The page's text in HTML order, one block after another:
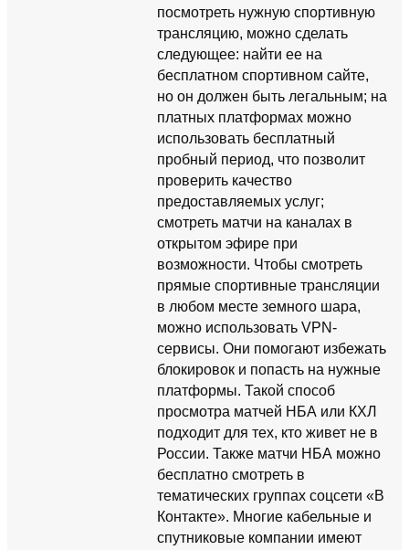
посмотреть нужную спортивную
трансляцию, можно сделать
следующее: найти ее на
бесплатном спортивном сайте,
но он должен быть легальным; на
платных платформах можно
использовать бесплатный
пробный период, что позволит
проверить качество
предоставляемых услуг;
смотреть матчи на каналах в
открытом эфире при
возможности. Чтобы смотреть
прямые спортивные трансляции
в любом месте земного шара,
можно использовать VPN-
сервисы. Они помогают избежать
блокировок и попасть на нужные
платформы. Такой способ
просмотра матчей НБА или КХЛ
подходит для тех, кто живет не в
России. Также матчи НБА можно
бесплатно смотреть в
тематических группах соцсети «В
Контакте». Многие кабельные и
спутниковые компании имеют